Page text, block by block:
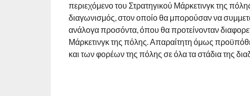
περιεχόμενο του Στρατηγικού Μάρκετινγκ της
διαγωνισμός, στον οποίο θα μπορούσαν να
ανάλογα προσόντα, όπου θα προτείνονταν
Μάρκετινγκ της πόλης. Απαραίτητη όμως
και των φορέων της πόλης σε όλα τα στάδια της